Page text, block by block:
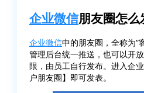
企业微信朋友圈怎么
企业微信中的朋友圈，全称为“
管理后台统一推送，也可以开
限，由员工自行发布。进入企
户朋友圈】即可发表。